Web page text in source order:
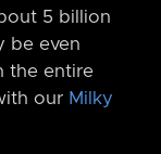
5 billion
be even
the entire
our Milky